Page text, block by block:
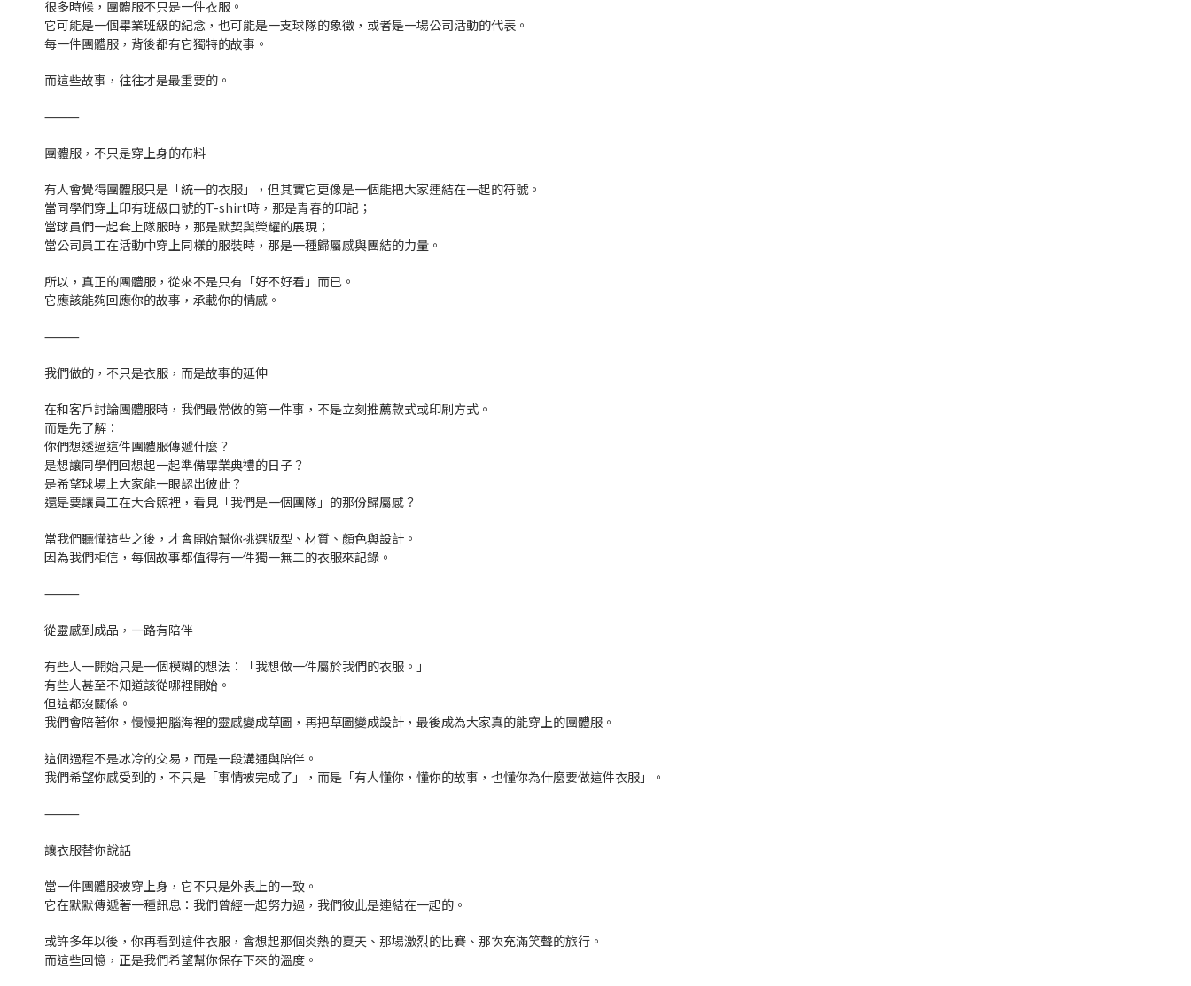
很多時候，團體服不只是一件衣服。
它可能是一個畢業班級的紀念，也可能是一支球隊的象徵，或者是一場公司活動的代表。
每一件團體服，背後都有它獨特的故事。
而這些故事，往往才是最重要的。
⸻
團體服，不只是穿上身的布料
有人會覺得團體服只是「統一的衣服」，但其實它更像是一個能把大家連結在一起的符號。
當同學們穿上印有班級口號的T-shirt時，那是青春的印記；
當球員們一起套上隊服時，那是默契與榮耀的展現；
當公司員工在活動中穿上同樣的服裝時，那是一種歸屬感與團結的力量。
所以，真正的團體服，從來不是只有「好不好看」而已。
它應該能夠回應你的故事，承載你的情感。
⸻
我們做的，不只是衣服，而是故事的延伸
在和客戶討論團體服時，我們最常做的第一件事，不是立刻推薦款式或印刷方式。
而是先了解：
你們想透過這件團體服傳遞什麼？
是想讓同學們回想起一起準備畢業典禮的日子？
是希望球場上大家能一眼認出彼此？
還是要讓員工在大合照裡，看見「我們是一個團隊」的那份歸屬感？
當我們聽懂這些之後，才會開始幫你挑選版型、材質、顏色與設計。
因為我們相信，每個故事都值得有一件獨一無二的衣服來記錄。
⸻
從靈感到成品，一路有陪伴
有些人一開始只是一個模糊的想法：「我想做一件屬於我們的衣服。」
有些人甚至不知道該從哪裡開始。
但這都沒關係。
我們會陪著你，慢慢把腦海裡的靈感變成草圖，再把草圖變成設計，最後成為大家真的能穿上的團體服。
這個過程不是冰冷的交易，而是一段溝通與陪伴。
我們希望你感受到的，不只是「事情被完成了」，而是「有人懂你，懂你的故事，也懂你為什麼要做這件衣服」。
⸻
讓衣服替你說話
當一件團體服被穿上身，它不只是外表上的一致。
它在默默傳遞著一種訊息：我們曾經一起努力過，我們彼此是連結在一起的。
或許多年以後，你再看到這件衣服，會想起那個炎熱的夏天、那場激烈的比賽、那次充滿笑聲的旅行。
而這些回憶，正是我們希望幫你保存下來的溫度。